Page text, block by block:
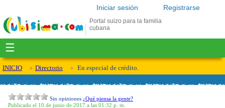
Registrarse
Iniciar sesión
Portal suizo para la familia
cubana
☰
INICIO Directorio En especial de crédito.
Sin opiniones ¿Qué piensa la gente?
Publicado el 10 de junio de 2017 a las 01:32 p. m.